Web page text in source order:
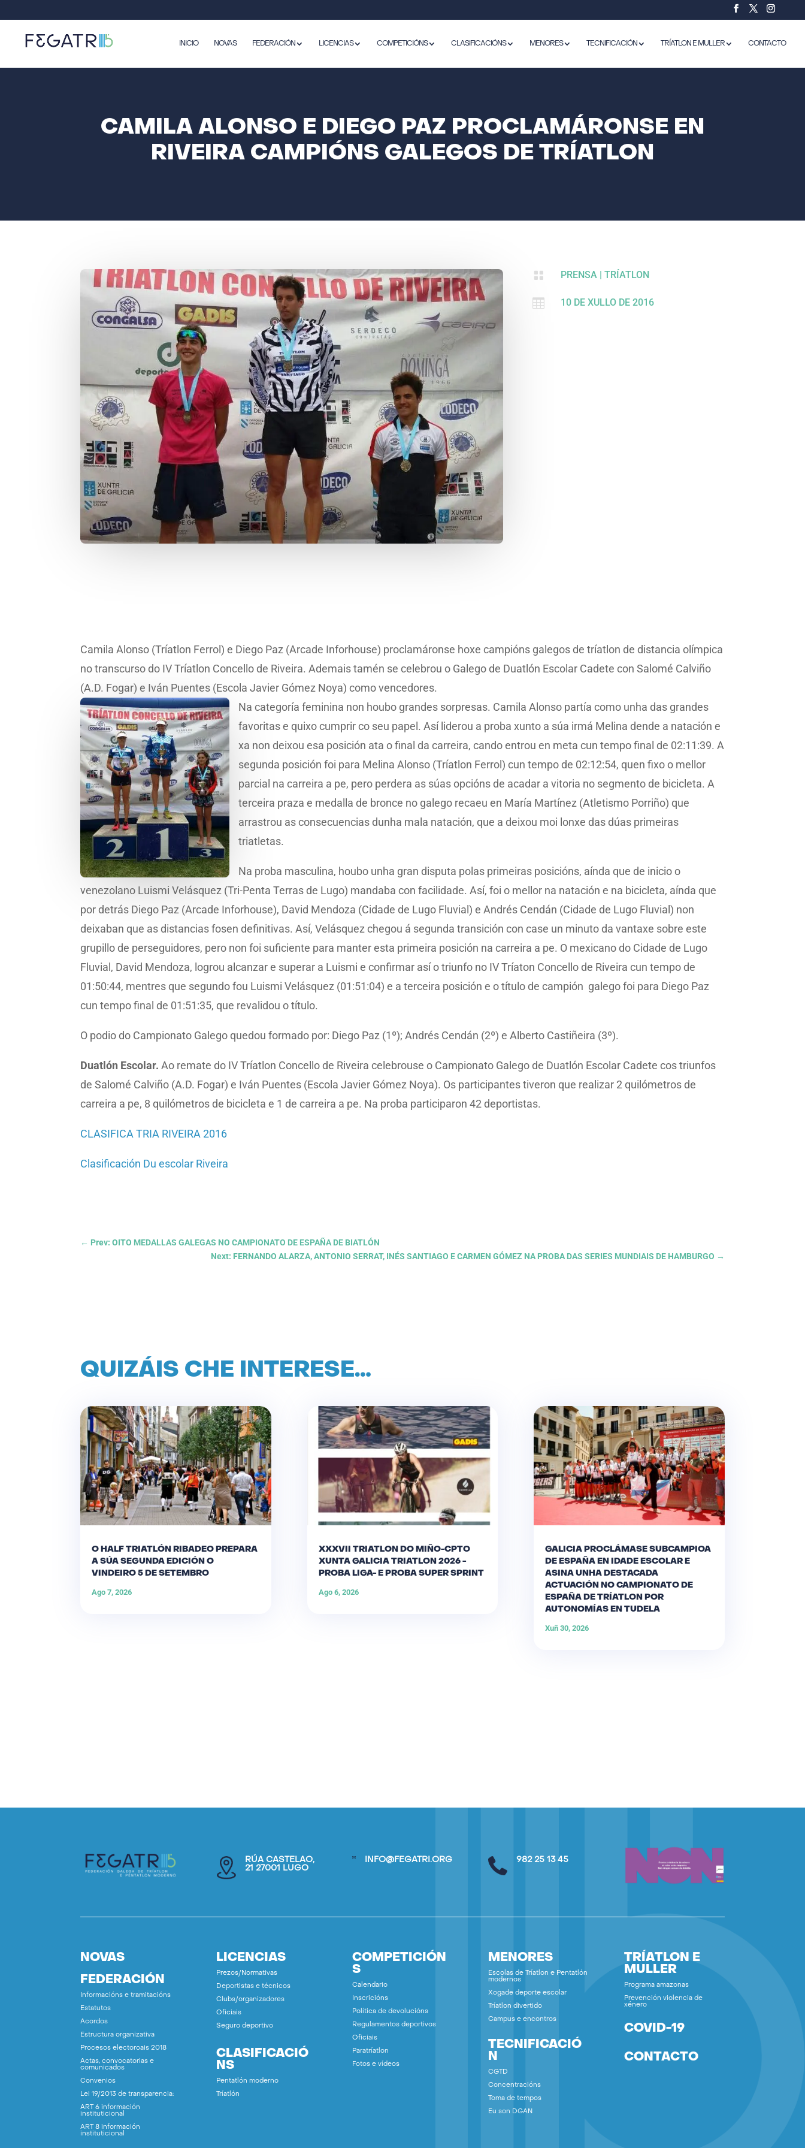
INICIO NOVAS FEDERACIÓN LICENCIAS COMPETICIÓNS CLASIFICACIÓNS MENORES TECNIFICACIÓN TRÍATLON E MULLER CONTACTO
CAMILA ALONSO E DIEGO PAZ PROCLAMÁRONSE EN
RIVEIRA CAMPIÓNS GALEGOS DE TRÍATLON
 PRENSA |TRÍATLON
 10 DE XULLO DE 2016
Camila Alonso (Tríatlon Ferrol) e Diego Paz (Arcade Inforhouse) proclamáronse hoxe campións galegos de tríatlon de distancia olímpica
no transcurso do IV Tríatlon Concello de Riveira. Ademais tamén se celebrou o Galego de Duatlón Escolar Cadete con Salomé Calviño
(A.D. Fogar) e Iván Puentes (Escola Javier Gómez Noya) como vencedores.
Na categoría feminina non houbo grandes sorpresas. Camila Alonso partía como unha das grandes
favoritas e quixo cumprir co seu papel. Así liderou a proba xunto a súa irmá Melina dende a natación e
xa non deixou esa posición ata o final da carreira, cando entrou en meta cun tempo final de 02:11:39. A
segunda posición foi para Melina Alonso (Tríatlon Ferrol) cun tempo de 02:12:54, quen fixo o mellor
parcial na carreira a pe, pero perdera as súas opcións de acadar a vitoria no segmento de bicicleta. A
terceira praza e medalla de bronce no galego recaeu en María Martínez (Atletismo Porriño) que
arrastrou as consecuencias dunha mala natación, que a deixou moi lonxe das dúas primeiras
triatletas.
Na proba masculina, houbo unha gran disputa polas primeiras posicións, aínda que de inicio o
venezolano Luismi Velásquez (Tri-Penta Terras de Lugo) mandaba con facilidade. Así, foi o mellor na natación e na bicicleta, aínda que
por detrás Diego Paz (Arcade Inforhouse), David Mendoza (Cidade de Lugo Fluvial) e Andrés Cendán (Cidade de Lugo Fluvial) non
deixaban que as distancias fosen definitivas. Así, Velásquez chegou á segunda transición con case un minuto da vantaxe sobre este
grupillo de perseguidores, pero non foi suficiente para manter esta primeira posición na carreira a pe. O mexicano do Cidade de Lugo
Fluvial, David Mendoza, logrou alcanzar e superar a Luismi e confirmar así o triunfo no IV Tríaton Concello de Riveira cun tempo de
01:50:44, mentres que segundo fou Luismi Velásquez (01:51:04) e a terceira posición e o título de campión galego foi para Diego Paz
cun tempo final de 01:51:35, que revalidou o título.
O podio do Campionato Galego quedou formado por: Diego Paz (1º); Andrés Cendán (2º) e Alberto Castiñeira (3º).
Duatlón Escolar.Ao remate do IV Tríatlon Concello de Riveira celebrouse o Campionato Galego de Duatlón Escolar Cadete cos triunfos
de Salomé Calviño (A.D. Fogar) e Iván Puentes (Escola Javier Gómez Noya). Os participantes tiveron que realizar 2 quilómetros de
carreira a pe, 8 quilómetros de bicicleta e 1 de carreira a pe. Na proba participaron 42 deportistas.
CLASIFICA TRIA RIVEIRA 2016
Clasificación Du escolar Riveira
← Prev: OITO MEDALLAS GALEGAS NO CAMPIONATO DE ESPAÑA DE BIATLÓN
Next: FERNANDO ALARZA, ANTONIO SERRAT, INÉS SANTIAGO E CARMEN GÓMEZ NA PROBA DAS SERIES MUNDIAIS DE HAMBURGO →
QUIZÁIS CHE INTERESE…
O HALF TRIATLÓN RIBADEO PREPARA
A SÚA SEGUNDA EDICIÓN O
VINDEIRO 5 DE SETEMBRO
Ago 7, 2026
XXXVII TRIATLON DO MIÑO-CPTO
XUNTA GALICIA TRIATLON 2026 -
PROBA LIGA- E PROBA SUPER SPRINT
Ago 6, 2026
GALICIA PROCLÁMASE SUBCAMPIOA
DE ESPAÑA EN IDADE ESCOLAR E
ASINA UNHA DESTACADA
ACTUACIÓN NO CAMPIONATO DE
ESPAÑA DE TRÍATLON POR
AUTONOMÍAS EN TUDELA
Xuñ 30, 2026
RÚA CASTELAO,
21 27001 LUGO
INFO@FEGATRI.ORG 982 25 13 45
NOVAS
FEDERACIÓN
Informacións e tramitacións
Estatutos
Acordos
Estructura organizativa
Procesos electoroais 2018
Actas, convocatorias e
comunicados
Convenios
Lei 19/2013 de transparencia:
ART 6 información
instituticional
ART 8 información
instituticional
LICENCIAS
Prezos/Normativas
Deportistas e técnicos
Clubs/organizadores
Oficiais
Seguro deportivo
CLASIFICACIÓ
NS
Pentatlón moderno
Tríatlón
COMPETICIÓN
S
Calendario
Inscricións
Política de devolucións
Regulamentos deportivos
Oficiais
Paratríatlon
Fotos e vídeos
MENORES
Escolas de Tríatlon e Pentatlón
modernos
Xogade deporte escolar
Tríatlon divertido
Campus e encontros
TECNIFICACIÓ
N
CGTD
Concentracións
Toma de tempos
Eu son DGAN
TRÍATLON E
MULLER
Programa amazonas
Prevención violencia de
xénero
COVID-19
CONTACTO